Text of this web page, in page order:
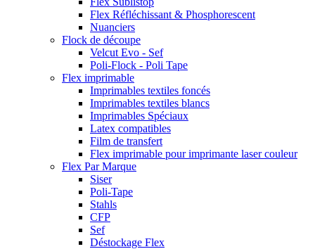
Flex Réfléchissant & Phosphorescent
Nuanciers
Flock de découpe
Velcut Evo - Sef
Poli-Flock - Poli Tape
Flex imprimable
Imprimables textiles foncés
Imprimables textiles blancs
Imprimables Spéciaux
Latex compatibles
Film de transfert
Flex imprimable pour imprimante laser couleur
Flex Par Marque
Siser
Poli-Tape
Stahls
CFP
Sef
Déstockage Flex